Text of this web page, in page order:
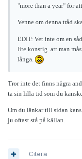
"more than a year" för
Venne om denna tråd
EDIT: Vet inte om en
lite konstig. att man
långa.
Tror inte det finns några
ta sin lilla tid som du
Om du länkar till sidan
ju oftast stå på källan.
Citera